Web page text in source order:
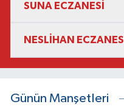
SUNA ECZANESİ
NESLİHAN ECZANESİ
Günün Manşetleri